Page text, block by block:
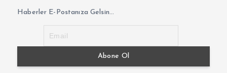
Haberler E-Postanıza Gelsin...